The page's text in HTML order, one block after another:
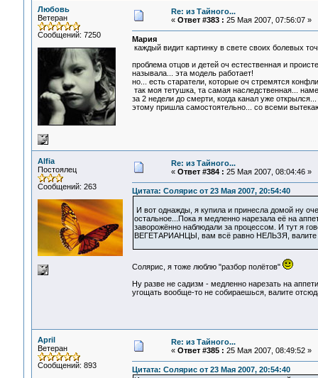
Любовь
Ветеран
Сообщений: 7250
Re: из Тайного...
« Ответ #383 : 25 Мая 2007, 07:56:07 »
Мария
каждый видит картинку в свете своих болевых
проблема отцов и детей оч естественная и
называла... эта модель работает!
но... есть старатели, которые оч стремятся
так моя тетушка, та самая наследственная...
за 2 недели до смерти, когда канал уже
этому пришла самостоятельно... со всеми
Alfia
Постоялец
Сообщений: 263
Re: из Тайного...
« Ответ #384 : 25 Мая 2007, 08:04:46 »
Цитата: Солярис от 23 Мая 2007, 20:54:40
И вот однажды, я купила и принесла домой ну
остальное...Пока я медленно нарезала её на
заворожённо наблюдали за процессом. И тут я
ВЕГЕТАРИАНЦЫ, вам всё равно НЕЛЬЗЯ, валите
Солярис, я тоже люблю "разбор полётов"
Ну разве не садизм - медленно нарезать на
угощать вообще-то не собираешься, валите
April
Ветеран
Сообщений: 893
Re: из Тайного...
« Ответ #385 : 25 Мая 2007, 08:49:52 »
Цитата: Солярис от 23 Мая 2007, 20:54:40